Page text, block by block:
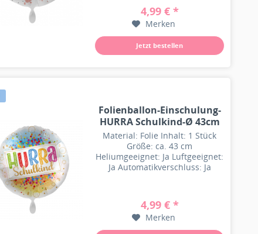
4,99 € *
Merken
Jetzt bestellen
Folienballon-Einschulung-
HURRA Schulkind-Ø 43cm
Material: Folie Inhalt: 1 Stück
Größe: ca. 43 cm
Heliumgeeignet: Ja Luftgeeignet:
Ja Automatikverschluss: Ja
4,99 € *
Merken